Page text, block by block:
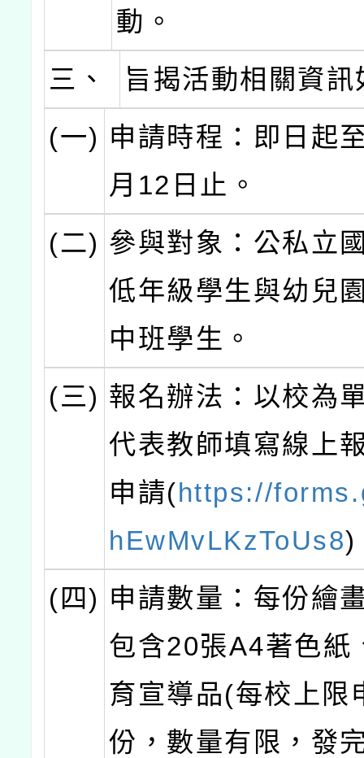
動。
三、
旨揭活動相關資訊
(一) 申請時程：即日起
月12日止。
(二) 參與對象：公私立
低年級學生與幼兒
中班學生。
(三) 報名辦法：以校為
代表教師填寫線上
申請(https://
hEwMvLKzToUs8)
(四) 申請數量：每份繪
包含20張A4著色紙
育宣導品(每校上限
份，數量有限，發